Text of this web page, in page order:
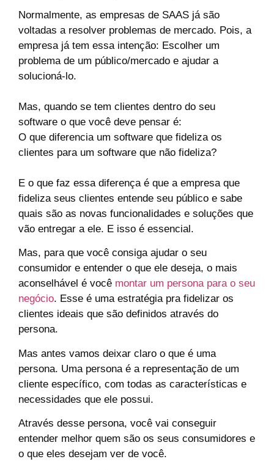
Normalmente, as empresas de SAAS já são
voltadas a resolver problemas de mercado. Pois, a
empresa já tem essa intenção: Escolher um
problema de um público/mercado e ajudar a
solucioná-lo.
Mas, quando se tem clientes dentro do seu
software o que você deve pensar é:
O que diferencia um software que fideliza os
clientes para um software que não fideliza?
E o que faz essa diferença é que a empresa que
fideliza seus clientes entende seu público e sabe
quais são as novas funcionalidades e soluções que
vão entregar a ele. E isso é essencial.
Mas, para que você consiga ajudar o seu
consumidor e entender o que ele deseja, o mais
aconselhável é você montar um persona para o seu
negócio. Esse é uma estratégia pra fidelizar os
clientes ideais que são definidos através do
persona.
Mas antes vamos deixar claro o que é uma
persona. Uma persona é a representação de um
cliente específico, com todas as características e
necessidades que ele possui.
Através desse persona, você vai conseguir
entender melhor quem são os seus consumidores e
o que eles desejam ver de você.